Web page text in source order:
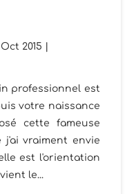
Oct 2015
professionnel est
votre naissance
cette fameuse
j'ai vraiment envie
est l'orientation
le...